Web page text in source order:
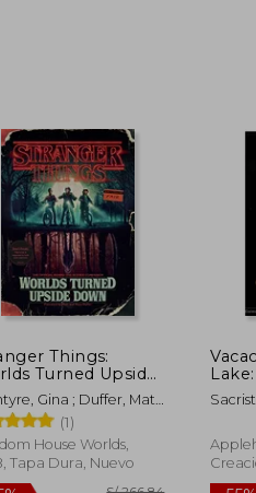
55%
dcto.
Things:
Turned Upside
The Official
The-Scenes
(en
Gina ; Duffer, Matt
Ross (1)
House Worlds,
Tapa Dura, Nuevo
Tapa